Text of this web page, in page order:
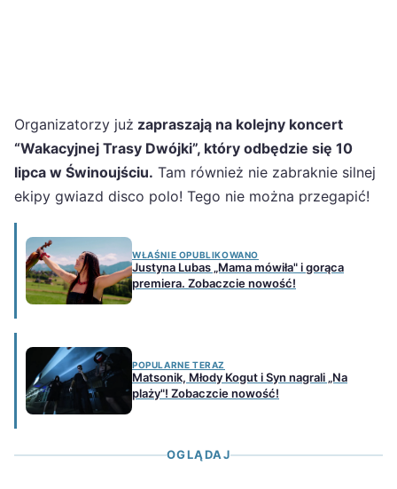
Organizatorzy już zapraszają na kolejny koncert
“Wakacyjnej Trasy Dwójki”, który odbędzie się 10
lipca w Świnoujściu. Tam również nie zabraknie silnej
ekipy gwiazd disco polo! Tego nie można przegapić!
WŁAŚNIE OPUBLIKOWANO
Justyna Lubas „Mama mówiła" i gorąca
premiera. Zobaczcie nowość!
POPULARNE TERAZ
Matsonik, Młody Kogut i Syn nagrali „Na
plaży"! Zobaczcie nowość!
OGLĄDAJ